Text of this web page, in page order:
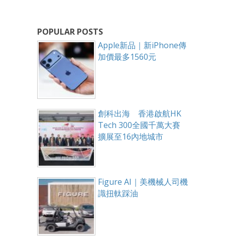
POPULAR POSTS
Apple新品｜新iPhone傳
加價最多1560元
創科出海 香港啟航HK
Tech 300全國千萬大賽
擴展至16內地城市
Figure AI｜美機械人司機
識扭軚踩油